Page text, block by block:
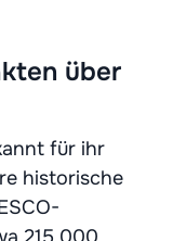
über
für ihr
historische